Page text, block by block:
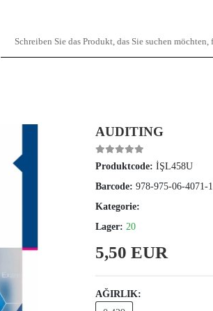
AUDITING
Produktcode:İŞL458U
Barcode:978-975-06-4071-1
Kategorie:
Lager:20
5,50 EUR
AĞIRLIK: